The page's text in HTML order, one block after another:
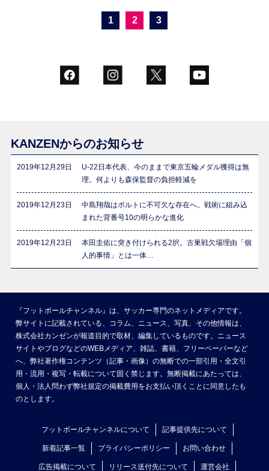
1 2 3
KANZENからのお知らせ
2019年12月29日
U-22日本代表、今のままで東京五輪メダル獲得は無
理。何よりも森保監督の負担軽減を
2019年12月23日
中島翔哉はポルトに不可欠な存在へ。戦術に組み込
まれた背番号10の明らかな進化
2019年12月23日
本田圭佑に突き付けられる2択。古巣戦欠場理由「個
人的事情」とは一体…
『フットボールチャンネル』は、サッカー専門のネットメディアです。
弊サイトに記載されている、コラム、ニュース、写真、その他情報は、
株式会社カンゼンが報道目的で取材、編集しているものです。ニュース
サイトやブログなどのWEBメディア、雑誌、書籍、フリーペーパーなど
へ、弊社著作権コンテンツ（記事・画像）の無断での一部引用・全文引
用・流用・複写・転載について固く禁じます。無断掲載にあたっては、
個人・法人問わず弊社規定の掲載費用をお支払い頂くことに同意したも
のとします。
フットボールチャンネルについて 記事提供先について
新着記事一覧 プライバシーポリシー お問い合わせ
広告掲載について リリース送付先について 運営会社